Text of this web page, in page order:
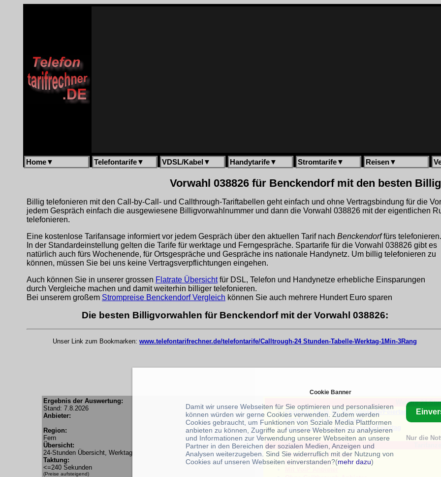
Home▼ Telefontarife▼ VDSL/Kabel ▼ Handytarife▼ Stromtarife▼ Reisen▼
Vorwahl 038826 für Benckendorf mit den besten
Billig telefonieren mit den Call-by-Call- und Callthrough-Tariftabellen geht einfach und ohne Vertragsbindung für die
jedem Gespräch einfach die ausgewiesene Billigvorwahlnummer und dann die Vorwahl 038826 mit der eigentlichen
telefonieren.
Eine kostenlose Tarifansage informiert vor jedem Gespräch über den aktuellen Tarif nach Benckendorffürs telefonieren.
In der Standardeinstellung gelten die Tarife für werktage und Ferngespräche. Spartarife für die Vorwahl 038826 gibt es
natürlich auch fürs Wochenende, für Ortsgespräche und Gespräche ins nationale Handynetz. Um billig telefonieren zu
können, müssen Sie bei uns keine Vertragsverpflichtungen eingehen.
Auch können Sie in unserer grossen Flatrate Übersichtfür DSL, Telefon und Handynetze erhebliche Einsparungen
durch Vergleiche machen und damit weiterhin billiger telefonieren.
Bei unserem großem Strompreise Benckendorf Vergleich können Sie auch mehrere Hundert Euro sparen
Die besten Billigvorwahlen für Benckendorf mit der Vorwahl 038826:
Unser Link zum Bookmarken: www.telefontarifrechner.de/telefontarife/Calltrough-24 Stunden-Tabelle-Werktag-1Min-3Rang
Ergebnis der Auswertung:
Stand: 7.8.2026
Anbieter:
Region:
Fern
Übersicht:
24-Stunden Übersicht, Werktag
Taktung:
<=240 Sekunden
(Preise aufsteigend)
Weitere 24-
Festnetz-Tarife für Wochenende/Feiertag
Handy-Tarife für Werktage
Handy-Tarife für Wochenende/Feiertag
Ohne 0900-er Anbieter
Mit Tarifansage
Cookie Banner
Damit wir unsere Webseiten für Sie optimieren und personalisieren
können würden wir gerne Cookies verwenden. Zudem werden
Cookies gebraucht, um Funktionen von Soziale Media Plattformen
anbieten zu können, Zugriffe auf unsere Webseiten zu analysieren
und Informationen zur Verwendung unserer Webseiten an unsere
Partner in den Bereichen der sozialen Medien, Anzeigen und
Analysen weiterzugeben. Sind Sie widerruflich mit der Nutzung von
Cookies auf unseren Webseiten einverstanden?(mehr dazu)
Nur die